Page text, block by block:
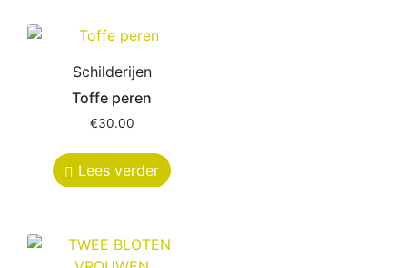
Schilderijen
Toffe peren
€30.00
Lees verder